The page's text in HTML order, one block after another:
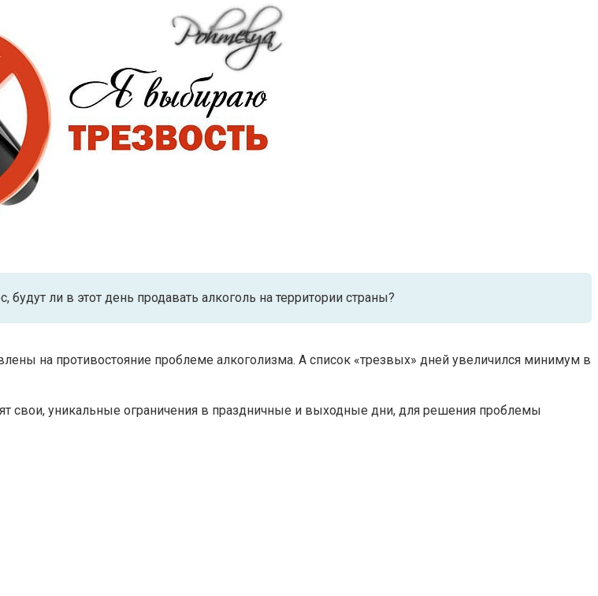
ли в этот день продавать алкоголь на территории страны?
на противостояние проблеме алкоголизма. А список «трезвых» дней увеличился минимум в
свои, уникальные ограничения в праздничные и выходные дни, для решения проблемы